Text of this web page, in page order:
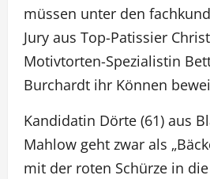
müssen unter den
Jury aus Top-Patissier
Motivtorten-Spezialistin
Burchardt ihr Können
Kandidatin Dörte (61) aus
Mahlow geht zwar als
mit der roten Schürze in